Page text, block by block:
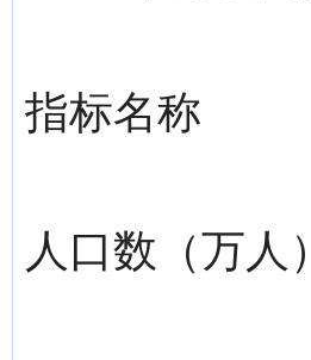
指标名称
人口数（万人）